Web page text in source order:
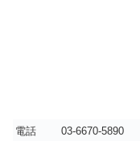
電話
03-6670-5890